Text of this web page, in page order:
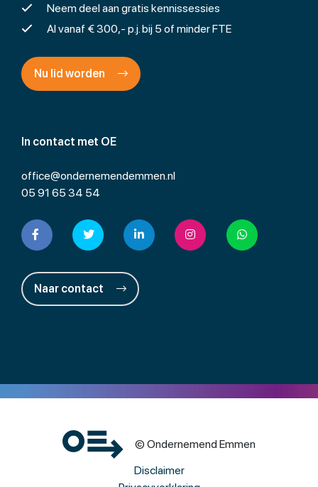
In contact met OE
office@ondernemendemmen.nl
05 91 65 34 54
Naar contact
Neem deel aan gratis kennissessies
Al vanaf € 300,- p.j. bij 5 of minder FTE
Nu lid worden
© Ondernemend Emmen
Disclaimer